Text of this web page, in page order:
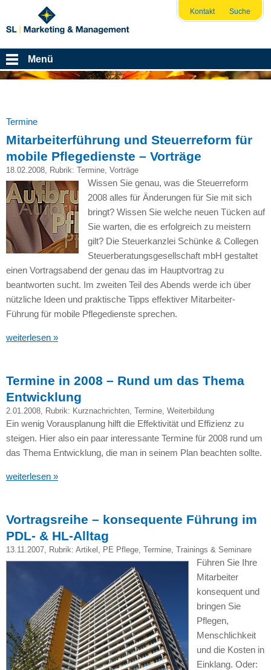
Kontakt Suche
Menü
Termine
Mitarbeiterführung und Steuerreform für
mobile Pflegedienste – Vorträge
18.02.2008, Rubrik: Termine, Vorträge
Wissen Sie genau, was die Steuerreform
2008 alles für Änderungen für Sie mit sich
bringt? Wissen Sie welche neuen Tücken auf
Sie warten, die es erfolgreich zu meistern
gilt? Die Steuerkanzlei Schünke & Collegen
Steuerberatungsgesellschaft mbH gestaltet
einen Vortragsabend der genau das im Hauptvortrag zu
beantworten sucht. Im zweiten Teil des Abends werde ich über
nützliche Ideen und praktische Tipps effektiver Mitarbeiter-
Führung für mobile Pflegedienste sprechen.
weiterlesen »
Termine in 2008 – Rund um das Thema
Entwicklung
2.01.2008, Rubrik: Kurznachrichten, Termine, Weiterbildung
Ein wenig Vorausplanung hilft die Effektivität und Effizienz zu
steigen. Hier also ein paar interessante Termine für 2008 rund um
das Thema Entwicklung, die man in seinem Plan beachten sollte.
weiterlesen »
Vortragsreihe – konsequente Führung im
PDL- & HL-Alltag
13.11.2007, Rubrik: Artikel PE Pflege, Termine, Trainings & Seminare
Führen Sie Ihre
Mitarbeiter
konsequent und
bringen Sie
Pflegen,
Menschlichkeit
und die Kosten in
Einklang. Oder: